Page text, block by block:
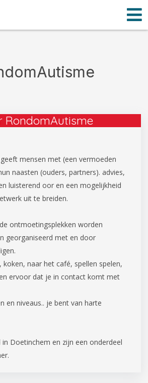
RondomAutisme
mensen met (een vermoeden
naasten (ouders, partners). advies,
luisterend oor en een mogelijkheid
uit te breiden.
ontmoetingsplekken worden
georganiseerd met en door
koken, naar het café, spellen spelen,
ervoor dat je in contact komt met
en niveaus.. je bent van harte
in Doetinchem en zijn een onderdeel